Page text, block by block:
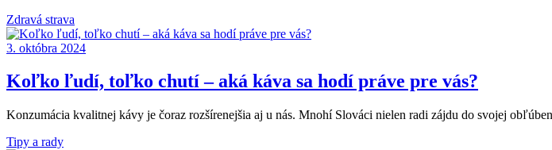
Zdravá strava
3. októbra 2024
Koľko ľudí, toľko chutí – aká káva sa hodí práve pre vás?
Konzumácia kvalitnej kávy je čoraz rozšírenejšia aj u nás. Mnohí Slováci nielen radi zájdu do svojej
Tipy a rady